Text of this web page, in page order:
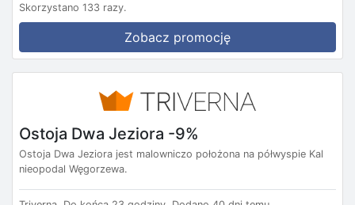
Skorzystano 133 razy.
Zobacz promocję
Ostoja Dwa Jeziora -9%
Ostoja Dwa Jeziora jest malowniczo położona na półwyspie Kal
nieopodal Węgorzewa.